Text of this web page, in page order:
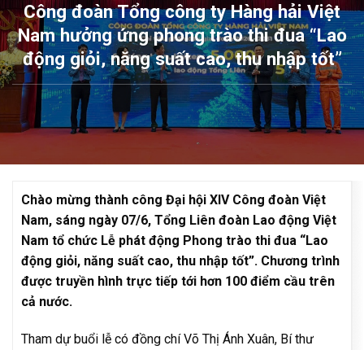
Công đoàn Tổng công ty Hàng hải Việt
Nam hưởng ứng phong trào thi đua “Lao
động giỏi, năng suất cao, thu nhập tốt”
Chào mừng thành công Đại hội XIV Công đoàn Việt
Nam, sáng ngày 07/6, Tổng Liên đoàn Lao động Việt
Nam tổ chức Lễ phát động Phong trào thi đua “Lao
động giỏi, năng suất cao, thu nhập tốt”. Chương trình
được truyền hình trực tiếp tới hơn 100 điểm cầu trên
cả nước.
Tham dự buổi lễ có đồng chí Võ Thị Ánh Xuân, Bí thư